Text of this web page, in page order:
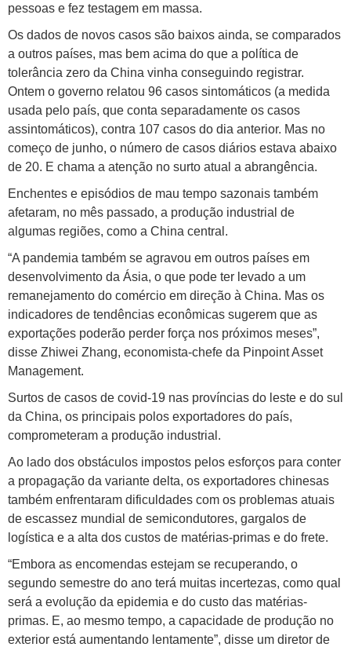
pessoas e fez testagem em massa.
Os dados de novos casos são baixos ainda, se comparados
a outros países, mas bem acima do que a política de
tolerância zero da China vinha conseguindo registrar.
Ontem o governo relatou 96 casos sintomáticos (a medida
usada pelo país, que conta separadamente os casos
assintomáticos), contra 107 casos do dia anterior. Mas no
começo de junho, o número de casos diários estava abaixo
de 20. E chama a atenção no surto atual a abrangência.
Enchentes e episódios de mau tempo sazonais também
afetaram, no mês passado, a produção industrial de
algumas regiões, como a China central.
“A pandemia também se agravou em outros países em
desenvolvimento da Ásia, o que pode ter levado a um
remanejamento do comércio em direção à China. Mas os
indicadores de tendências econômicas sugerem que as
exportações poderão perder força nos próximos meses”,
disse Zhiwei Zhang, economista-chefe da Pinpoint Asset
Management.
Surtos de casos de covid-19 nas províncias do leste e do sul
da China, os principais polos exportadores do país,
comprometeram a produção industrial.
Ao lado dos obstáculos impostos pelos esforços para conter
a propagação da variante delta, os exportadores chinesas
também enfrentaram dificuldades com os problemas atuais
de escassez mundial de semicondutores, gargalos de
logística e a alta dos custos de matérias-primas e do frete.
“Embora as encomendas estejam se recuperando, o
segundo semestre do ano terá muitas incertezas, como qual
será a evolução da epidemia e do custo das matérias-
primas. E, ao mesmo tempo, a capacidade de produção no
exterior está aumentando lentamente”, disse um diretor de